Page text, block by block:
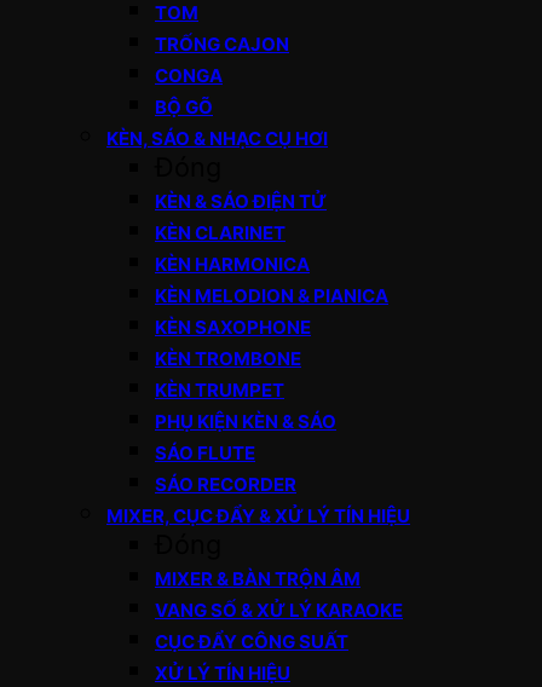
TOM
TRỐNG CAJON
CONGA
BỘ GÕ
KÈN, SÁO & NHẠC CỤ HƠI
KÈN & SÁO ĐIỆN TỬ
KÈN CLARINET
KÈN HARMONICA
KÈN MELODION & PIANICA
KÈN SAXOPHONE
KÈN TROMBONE
KÈN TRUMPET
PHỤ KIỆN KÈN & SÁO
SÁO FLUTE
SÁO RECORDER
MIXER, CỤC ĐẨY & XỬ LÝ TÍN HIỆU
MIXER & BÀN TRỘN ÂM
VANG SỐ & XỬ LÝ KARAOKE
CỤC ĐẨY CÔNG SUẤT
XỬ LÝ TÍN HIỆU